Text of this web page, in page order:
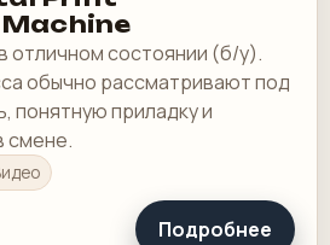
отличном состоянии (б/у).
обычно рассматривают под
понятную приладку и
смене.
Подробнее